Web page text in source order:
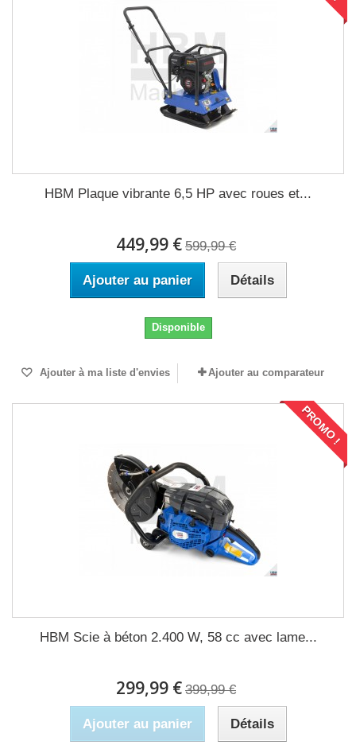
HBM Plaque vibrante 6,5 HP avec roues et...
449,99 € 599,99 €
Ajouter au panier Détails
Disponible
Ajouter à ma liste d'envies Ajouter au comparateur
PROMO !
HBM Scie à béton 2.400 W, 58 cc avec lame...
299,99 € 399,99 €
Ajouter au panier Détails